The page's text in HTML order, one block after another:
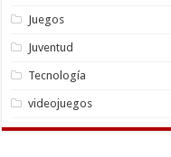
Juegos
Juventud
Tecnología
videojuegos